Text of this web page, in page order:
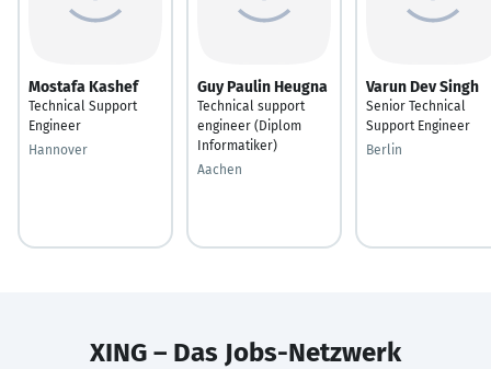
Mostafa Kashef
Technical Support
Engineer
Hannover
Guy Paulin Heugna
Technical support
engineer (Diplom
Informatiker)
Aachen
Varun Dev Singh
Senior Technical
Support Engineer
Berlin
XING – Das Jobs-Netzwerk